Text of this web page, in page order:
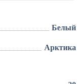
Белый
Арктика